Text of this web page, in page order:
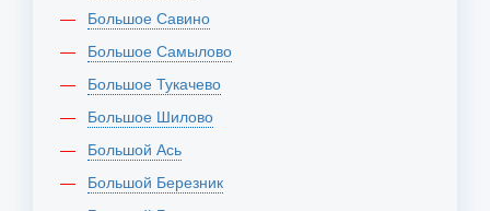
Большое Савино
Большое Самылово
Большое Тукачево
Большое Шилово
Большой Ась
Большой Березник